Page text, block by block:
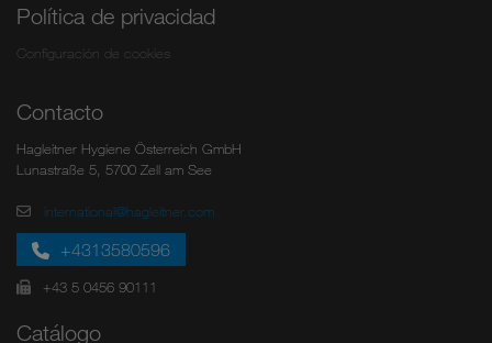
Política de privacidad
Configuración de cookies
Contacto
Hagleitner Hygiene Österreich GmbH
Lunastraße 5, 5700 Zell am See
international@hagleitner.com
+4313580596
+43 5 0456 90111
Catálogo